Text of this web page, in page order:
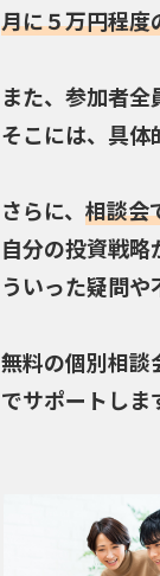
月に５万円程度
また、参加者全
そこには、具体
さらに、相談会
自分の投資戦
ういった疑問や
無料の個別相談
でサポートしま